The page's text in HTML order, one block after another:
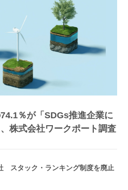
％が「SDGs推進企業に
株式会社ワークポート調査
スタック・ランキング制度を廃止